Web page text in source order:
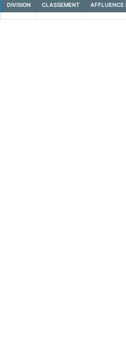
DIVISION CLASSEMENT AFFLUENCE